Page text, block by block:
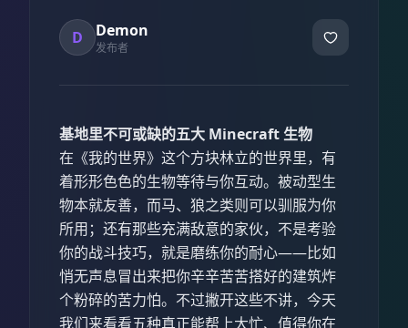
D Demon
发布者
基地里不可或缺的五大 Minecraft 生物
在《我的世界》这个方块林立的世界里，有
着形形色色的生物等待与你互动。被动型生
物本就友善，而马、狼之类则可以驯服为你
所用；还有那些充满敌意的家伙，不是考验
你的战斗技巧，就是磨练你的耐心——比如
悄无声息冒出来把你辛辛苦苦搭好的建筑炸
个粉碎的苦力怕。不过撇开这些不讲，今天
我们来看看五种真正能帮上大忙、值得你在